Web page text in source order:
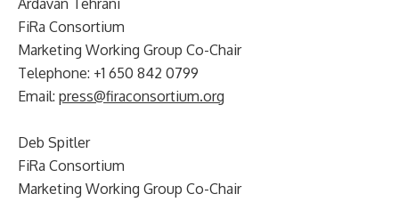
Ardavan Tehrani
FiRa Consortium
Marketing Working Group Co-Chair
Telephone: +1 650 842 0799
Email: press@firaconsortium.org
Deb Spitler
FiRa Consortium
Marketing Working Group Co-Chair